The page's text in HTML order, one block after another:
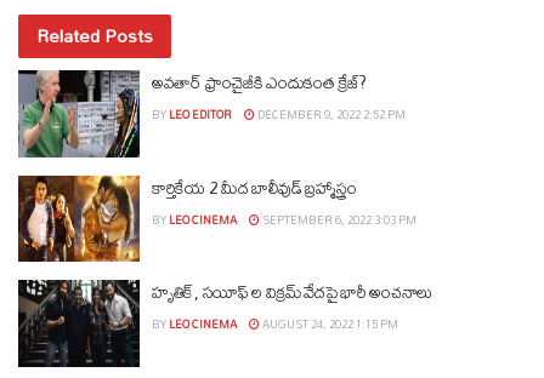
Related Posts
అవతార్ ఫ్రాంచైజీకి ఎందుకంత క్రేజ్?
BYLEO EDITOR DECEMBER 9, 2022 2:52 PM
కార్తికేయ 2 మీద బాలీవుడ్ బ్రహ్మాస్త్రం
BYLEO CINEMA SEPTEMBER 6, 2022 3:03 PM
హృతిక్, సయీఫ్ ల విక్రమ్ వేదపై భారీ అంచనాలు
BYLEO CINEMA AUGUST 24, 2022 1:15 PM